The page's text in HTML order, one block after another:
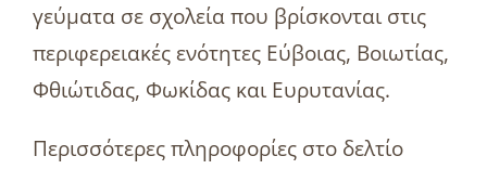
γεύματα σε σχολεία που βρίσκονται στις
περιφερειακές ενότητες Εύβοιας, Βοιωτίας,
Φθιώτιδας, Φωκίδας και Ευρυτανίας.
Περισσότερες πληροφορίες στο δελτίο